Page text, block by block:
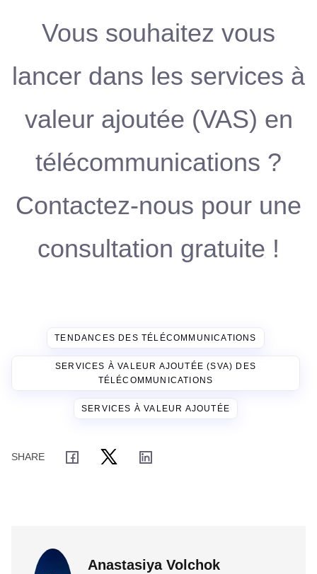
Vous souhaitez vous
lancer dans les services à
valeur ajoutée (VAS) en
télécommunications ?
Contactez-nous pour une
consultation gratuite !
TENDANCES DES TÉLÉCOMMUNICATIONS
SERVICES À VALEUR AJOUTÉE (SVA) DES
TÉLÉCOMMUNICATIONS
SERVICES À VALEUR AJOUTÉE
Anastasiya Volchok